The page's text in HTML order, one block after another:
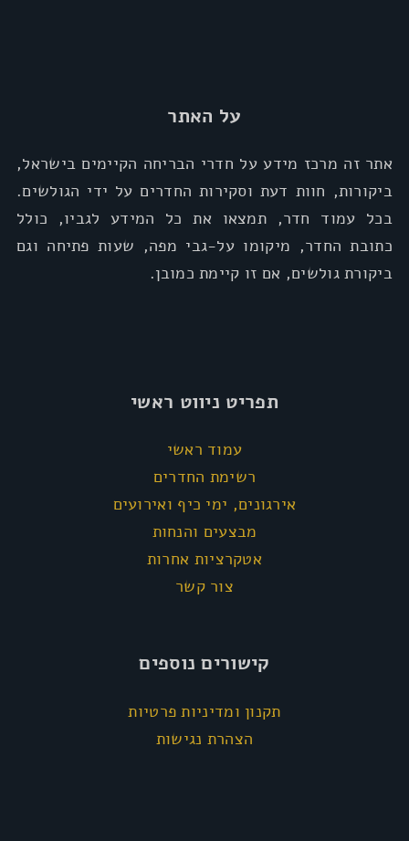
על האתר
אתר זה מרכז מידע על חדרי הבריחה הקיימים בישראל,
ביקורות, חוות דעת וסקירות החדרים על ידי הגולשים.
בכל עמוד חדר, תמצאו את כל המידע לגביו, כולל
כתובת החדר, מיקומו על-גבי מפה, שעות פתיחה וגם
ביקורת גולשים, אם זו קיימת כמובן.
תפריט ניווט ראשי
עמוד ראשי
רשימת החדרים
אירגונים, ימי כיף ואירועים
מבצעים והנחות
אטקרציות אחרות
צור קשר
קישורים נוספים
תקנון ומדיניות פרטיות
הצהרת נגישות